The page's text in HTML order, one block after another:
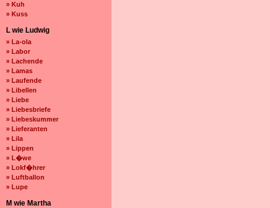
» Kuh
» Kuss
L wie Ludwig
» La-ola
» Labor
» Lachende
» Lamas
» Laufende
» Libellen
» Liebe
» Liebesbriefe
» Liebeskummer
» Lieferanten
» Lila
» Lippen
» L�we
» Lokf�hrer
» Luftballon
» Lupe
M wie Martha